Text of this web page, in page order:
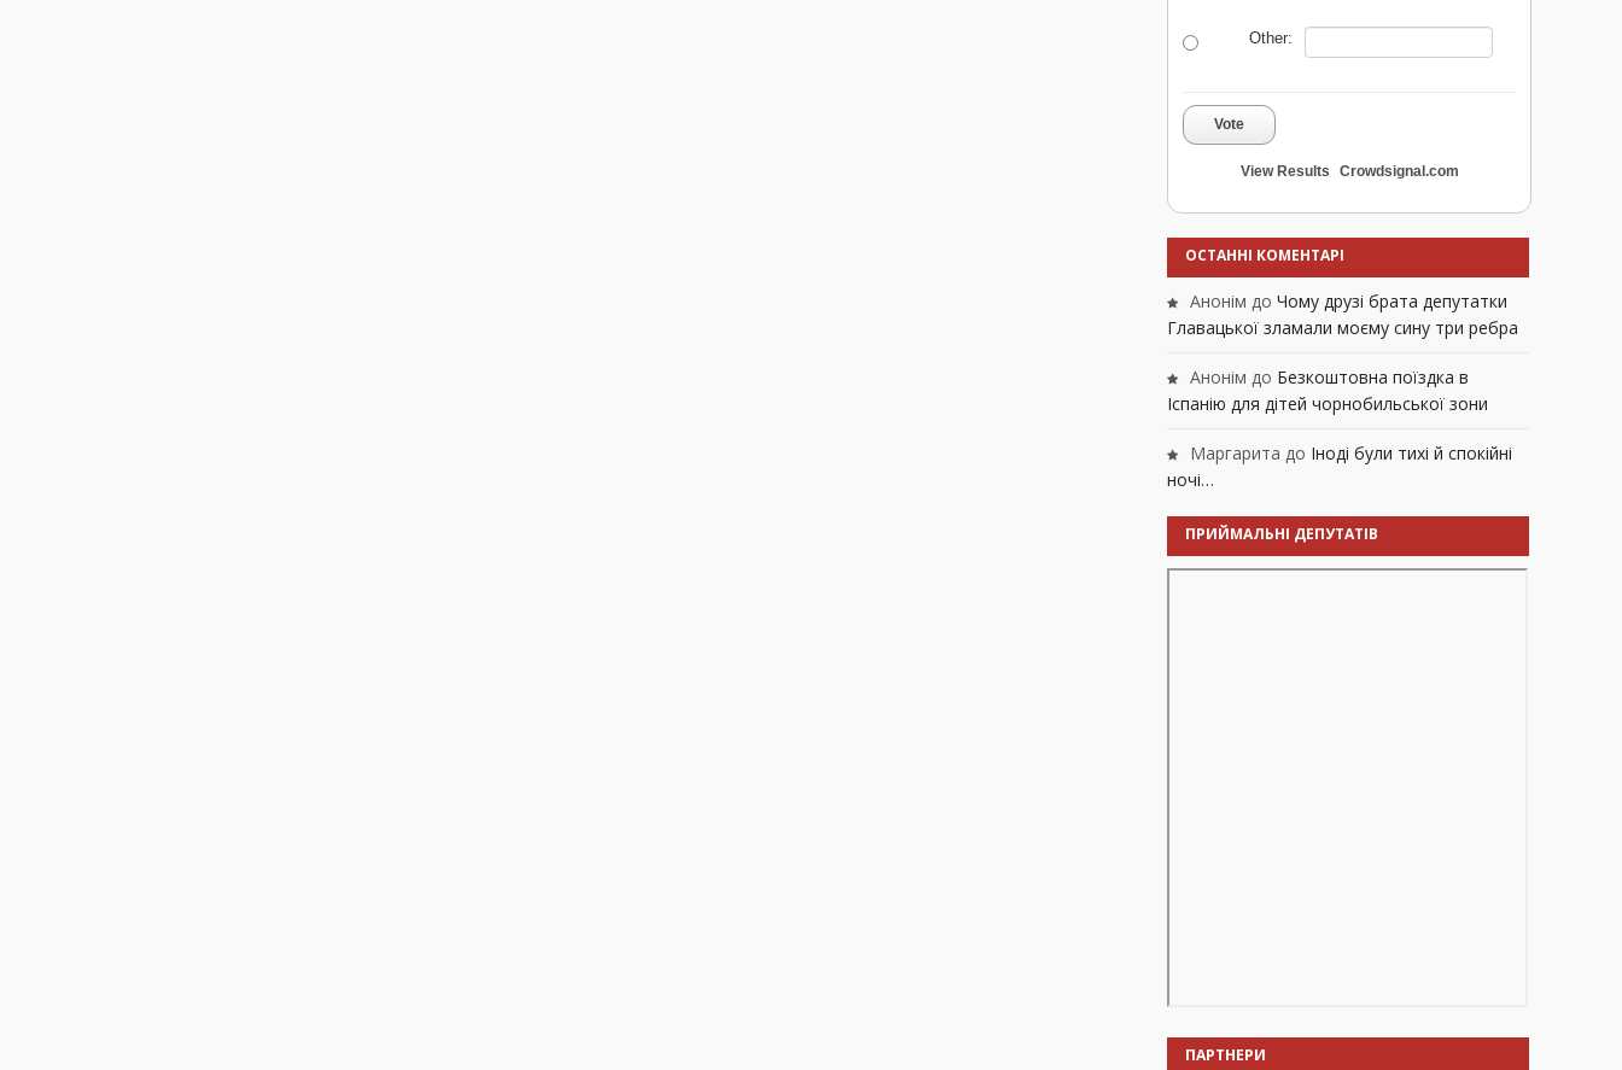
Other:
Vote
View Results Crowdsignal.com
ОСТАННІ КОМЕНТАРІ
Анонім до Чому друзі брата депутатки
Главацької зламали моєму сину три ребра
Анонім до Безкоштовна поїздка в
Іспанію для дітей чорнобильської зони
Маргарита до Іноді були тихі й спокійні
ночі…
ПРИЙМАЛЬНІ ДЕПУТАТІВ
ПАРТНЕРИ